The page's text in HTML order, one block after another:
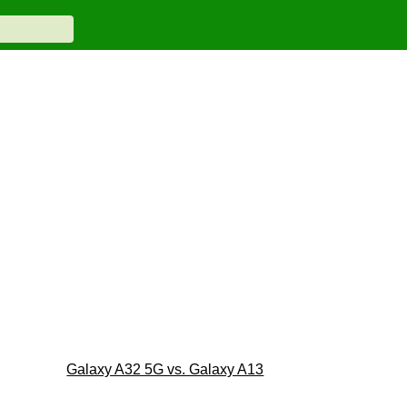
Galaxy A32 5G vs. Galaxy A13